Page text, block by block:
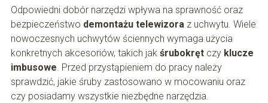
Odpowiedni dobór narzędzi wpływa na sprawność oraz
bezpieczeństwo demontażu telewizoraz uchwytu. Wiele
nowoczesnych uchwytów ściennych wymaga użycia
konkretnych akcesoriów, takich jak śrubokrętczy klucze
imbusowe. Przed przystąpieniem do pracy należy
sprawdzić, jakie śruby zastosowano w mocowaniu oraz
czy posiadamy wszystkie niezbędne narzędzia.